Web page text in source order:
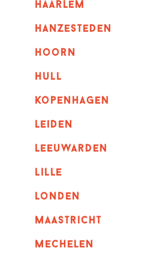
haarlem
hanzesteden
hoorn
hull
kopenhagen
leiden
leeuwarden
lille
londen
maastricht
mechelen